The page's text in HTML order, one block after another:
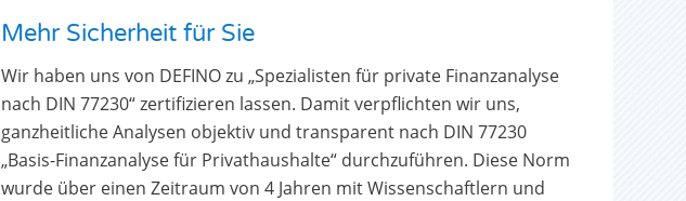
Mehr Sicherheit für Sie
Wir haben uns von DEFINO zu „Spezialisten für private Finanzanalyse
nach DIN 77230“ zertifizieren lassen. Damit verpflichten wir uns,
ganzheitliche Analysen objektiv und transparent nach DIN 77230
„Basis-Finanzanalyse für Privathaushalte“ durchzuführen. Diese Norm
wurde über einen Zeitraum von 4 Jahren mit Wissenschaftlern und